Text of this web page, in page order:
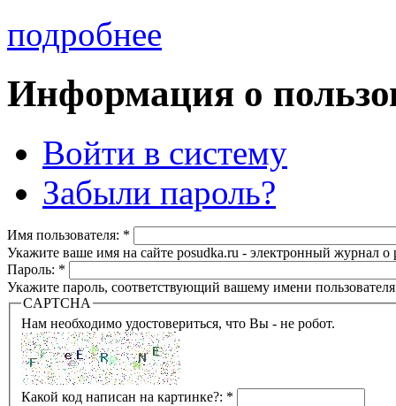
подробнее
Информация о
Войти в систему
Забыли пароль?
Имя пользователя: *
Укажите ваше имя на сайте posudka.ru - электронный журнал
Пароль: *
Укажите пароль, соответствующий вашему имени
CAPTCHA
Нам необходимо удостовериться, что Вы - не робот.
Какой код написан на картинке?: *